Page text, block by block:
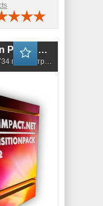
FilmImpact.net - Transition Packs Bundle Vol.1-2
просмотров